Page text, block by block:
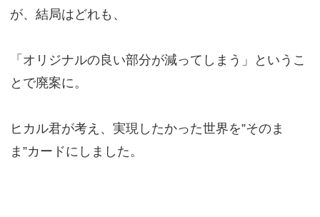
が、結局はどれも、
「オリジナルの良い部分が減ってしまう」というこ
とで廃案に。
ヒカル君が考え、実現したかった世界を”そのま
ま”カードにしました。